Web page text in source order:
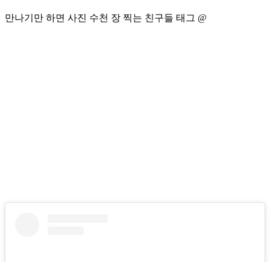
만나기만 하면 사진 수천 장 찍는 친구들 태그 @